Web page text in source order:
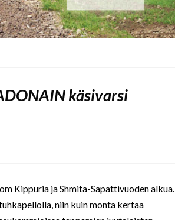
käsivarsi
Kippuria ja Shmita-Sapattivuoden alkua.
niin kuin monta kertaa